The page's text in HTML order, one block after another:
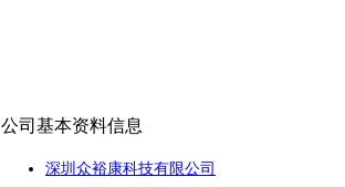
公司基本资料信息
深圳众裕康科技有限公司